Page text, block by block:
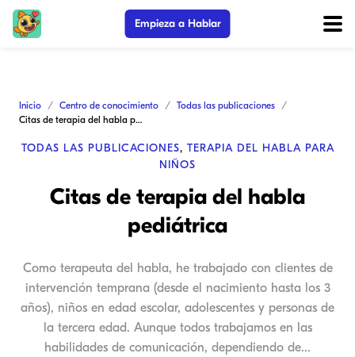
Empieza a Hablar
Inicio Centro de conocimiento
Todas las publicaciones
Citas de terapia del habla pediátrica
TODAS LAS PUBLICACIONES, TERAPIA DEL HABLA PARA
NIÑOS
Citas de terapia del habla
pediátrica
Como terapeuta del habla, he trabajado con clientes de
intervención temprana (desde el nacimiento hasta los 3
años), niños en edad escolar, adolescentes y personas de
la tercera edad. Aunque todos trabajamos en las
habilidades de comunicación, dependiendo de...